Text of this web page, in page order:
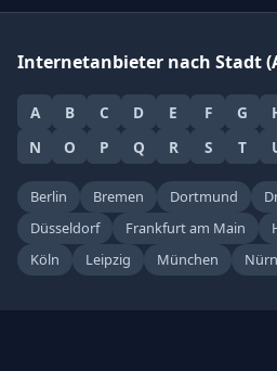
Internetanbieter nach Stadt
A B C D E F G
N
O P Q R S T
Berlin Bremen Dortmund
Düsseldorf
Frankfurt am Main
Köln
Leipzig München